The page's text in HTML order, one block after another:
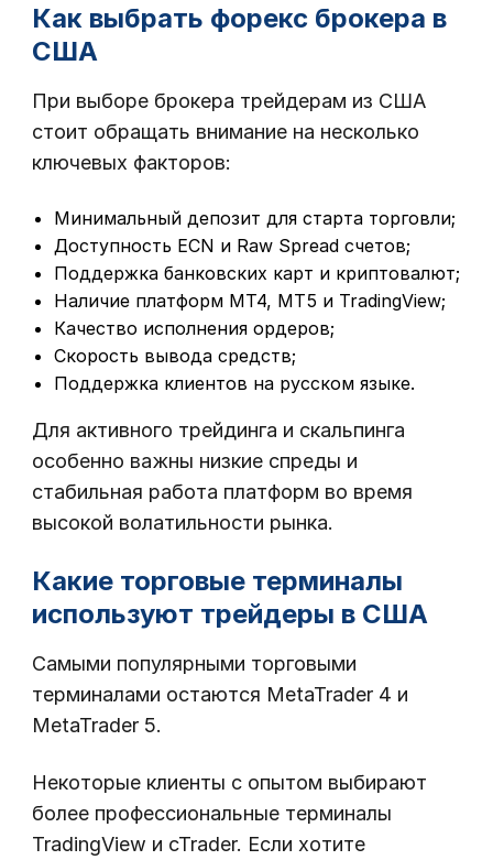
Как выбрать форекс брокера в
США
При выборе брокера трейдерам из США
стоит обращать внимание на несколько
ключевых факторов:
Минимальный депозит для старта торговли;
Доступность ECN и Raw Spread счетов;
Поддержка банковских карт и криптовалют;
Наличие платформ MT4, MT5 и TradingView;
Качество исполнения ордеров;
Скорость вывода средств;
Поддержка клиентов на русском языке.
Для активного трейдинга и скальпинга
особенно важны низкие спреды и
стабильная работа платформ во время
высокой волатильности рынка.
Какие торговые терминалы
используют трейдеры в США
Самыми популярными торговыми
терминалами остаются MetaTrader 4 и
MetaTrader 5.
Некоторые клиенты с опытом выбирают
более профессиональные терминалы
TradingView и cTrader. Если хотите